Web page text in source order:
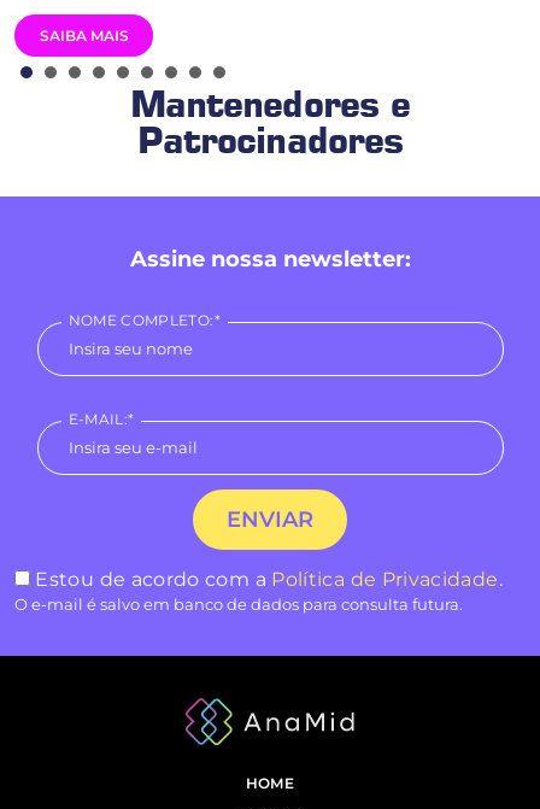
SAIBA MAIS
Mantenedores e
Patrocinadores
Assine nossa newsletter:
NOME COMPLETO:*
E-MAIL:*
Estou de acordo com a Política de Privacidade.
O e-mail é salvo em banco de dados para consulta futura.
HOME